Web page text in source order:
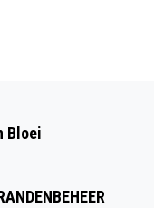
2026
"MET
Bloei